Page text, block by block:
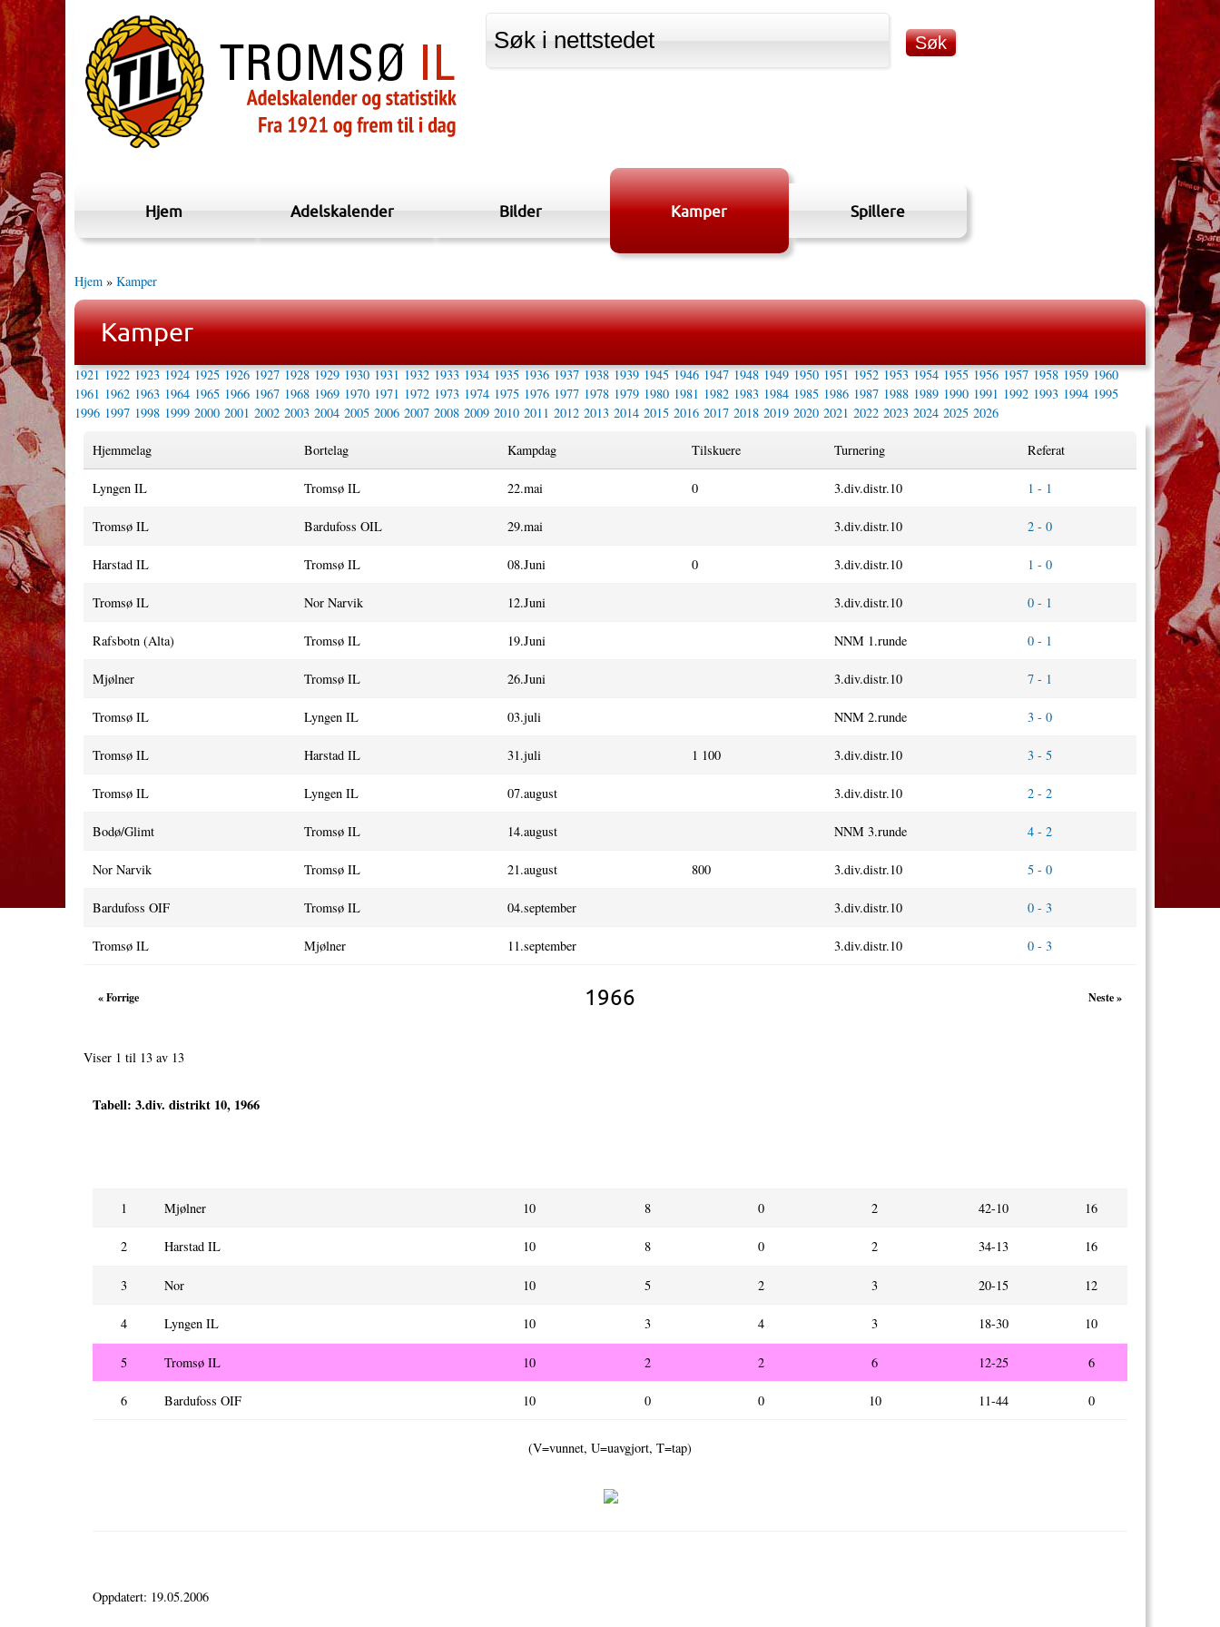
Hjem Adelskalender Bilder Kamper Spillere
Hjem » Kamper
Kamper
1921 1922 1923 1924 1925 1926 1927 1928 1929 1930 1931 1932 1933 1934 1935 1936 1937 1938 1939 1945 1946 1947 1948 1949 1950 1951 1952 1953 1954 1955 1956 1957 1958 1959 1960
1961 1962 1963 1964 1965 1966 1967 1968 1969 1970 1971 1972 1973 1974 1975 1976 1977 1978 1979 1980 1981 1982 1983 1984 1985 1986 1987 1988 1989 1990 1991 1992 1993 1994 1995
1996 1997 1998 1999 2000 2001 2002 2003 2004 2005 2006 2007 2008 2009 2010 2011 2012 2013 2014 2015 2016 2017 2018 2019 2020 2021 2022 2023 2024 2025 2026
Hjemmelag Bortelag Kampdag Tilskuere Turnering Referat
Lyngen IL Tromsø IL 22.mai 0 3.div.distr.10 1 - 1
Tromsø IL Bardufoss OIL 29.mai 3.div.distr.10 2 - 0
Harstad IL Tromsø IL 08.Juni 0 3.div.distr.10 1 - 0
Tromsø IL Nor Narvik 12.Juni 3.div.distr.10 0 - 1
Rafsbotn (Alta) Tromsø IL 19.Juni NNM 1.runde 0 - 1
Mjølner Tromsø IL 26.Juni 3.div.distr.10 7 - 1
Tromsø IL Lyngen IL 03.juli NNM 2.runde 3 - 0
Tromsø IL Harstad IL 31.juli 1 100 3.div.distr.10 3 - 5
Tromsø IL Lyngen IL 07.august 3.div.distr.10 2 - 2
Bodø/Glimt Tromsø IL 14.august NNM 3.runde 4 - 2
Nor Narvik Tromsø IL 21.august 800 3.div.distr.10 5 - 0
Bardufoss OIF Tromsø IL 04.september 3.div.distr.10 0 - 3
Tromsø IL Mjølner 11.september 3.div.distr.10 0 - 3
1966
« Forrige Neste »
Viser 1 til 13 av 13
Tabell: 3.div. distrikt 10, 1966
1 Mjølner 10 8 0 2 42-10 16
2 Harstad IL 10 8 0 2 34-13 16
3 Nor 10 5 2 3 20-15 12
4 Lyngen IL 10 3 4 3 18-30 10
5 Tromsø IL 10 2 2 6 12-25 6
6 Bardufoss OIF 10 0 0 10 11-44 0
(V=vunnet, U=uavgjort, T=tap)
Oppdatert: 19.05.2006